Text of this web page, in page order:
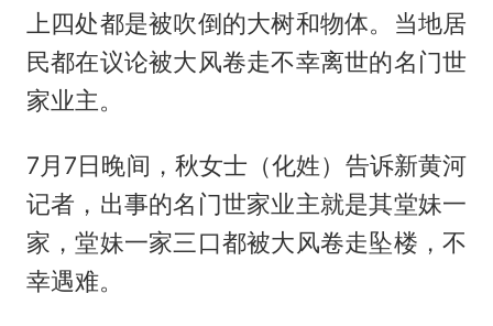
上四处都是被吹倒的大树和物体。当地居
民都在议论被大风卷走不幸离世的名门世
家业主。
7月7日晚间，秋女士（化姓）告诉新黄河
记者，出事的名门世家业主就是其堂妹一
家，堂妹一家三口都被大风卷走坠楼，不
幸遇难。